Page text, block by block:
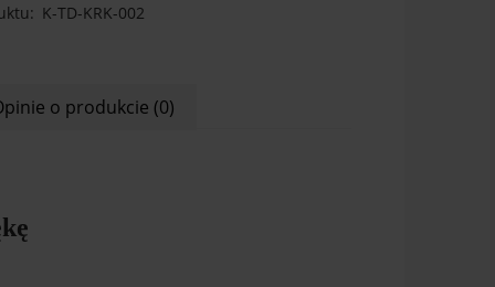
K-TD-KRK-002
o produkcie (0)